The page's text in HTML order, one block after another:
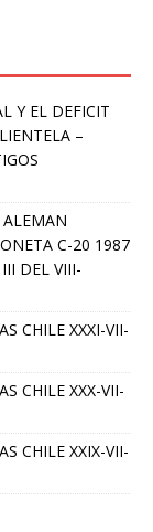
Y EL DEFICIT
–
C-20 1987
DEL VIII-
CHILE XXXI-VII-
CHILE XXX-VII-
CHILE XXIX-VII-